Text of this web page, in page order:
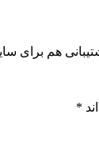
هم برای
*